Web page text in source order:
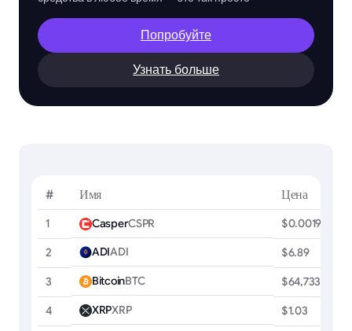
Попробуйте
Узнать больше
# Имя Цена
1 CasperCSPR $0.00191136
2 ADIADI $6.89
3 BitcoinBTC $64,733.36
4 XRPXRP $1.03